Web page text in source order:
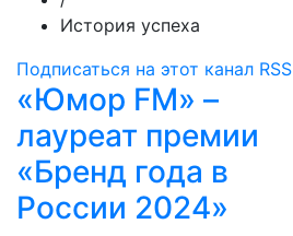
История успеха
Подписаться на этот канал RSS
«Юмор FM» –
лауреат премии
«Бренд года в
России 2024»